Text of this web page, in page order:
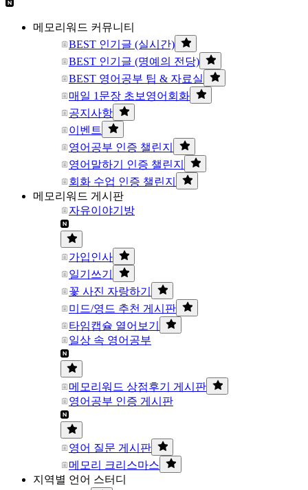
메모리워드 커뮤니티
BEST 인기글 (실시간)
BEST 인기글 (명예의 전당)
BEST 영어공부 팁 & 자료실
매일 1문장 초보영어회화
공지사항
이벤트
영어공부 인증 챌린지
영어말하기 인증 챌린지
회화 수업 인증 챌린지
메모리워드 게시판
자유이야기방
가입인사
일기쓰기
꽃 사진 자랑하기
미드/영드 추천 게시판
타임캡슐 열어보기
일상 속 영어공부
메모리워드 상점후기 게시판
영어공부 인증 게시판
영어 질문 게시판
메모리 크리스마스
지역별 언어 스터디